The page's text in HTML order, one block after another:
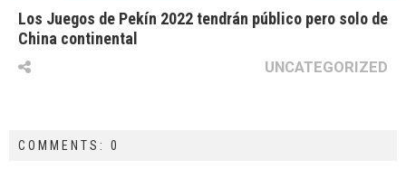
Los Juegos de Pekín 2022 tendrán público pero solo de
China continental
UNCATEGORIZED
COMMENTS: 0